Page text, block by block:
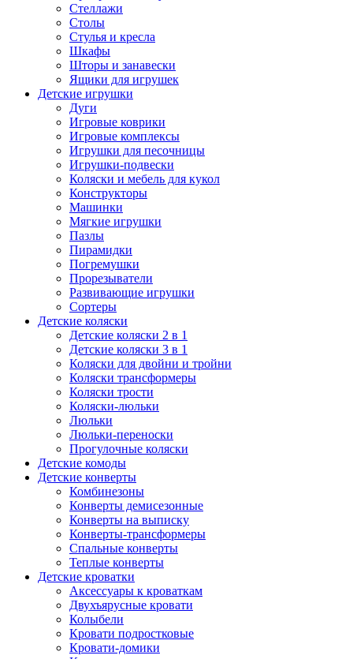
Стеллажи
Столы
Стулья и кресла
Шкафы
Шторы и занавески
Ящики для игрушек
Детские игрушки
Дуги
Игровые коврики
Игровые комплексы
Игрушки для песочницы
Игрушки-подвески
Коляски и мебель для кукол
Конструкторы
Машинки
Мягкие игрушки
Пазлы
Пирамидки
Погремушки
Прорезыватели
Развивающие игрушки
Сортеры
Детские коляски
Детские коляски 2 в 1
Детские коляски 3 в 1
Коляски для двойни и тройни
Коляски трансформеры
Коляски трости
Коляски-люльки
Люльки
Люльки-переноски
Прогулочные коляски
Детские комоды
Детские конверты
Комбинезоны
Конверты демисезонные
Конверты на выписку
Конверты-трансформеры
Спальные конверты
Теплые конверты
Детские кроватки
Аксессуары к кроваткам
Двухъярусные кровати
Колыбели
Кровати подростковые
Кровати-домики